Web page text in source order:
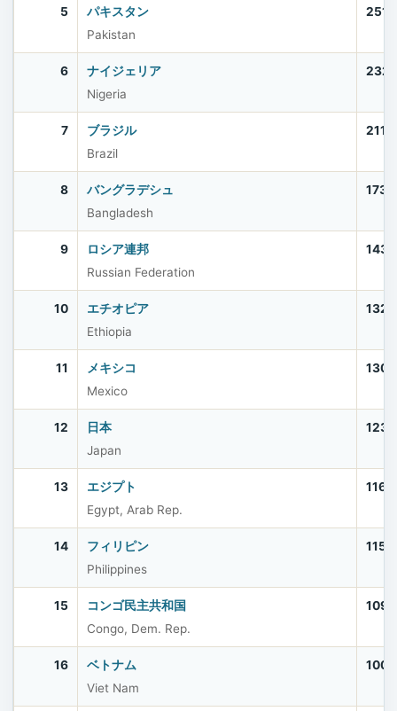
5
パキスタン
Pakistan
6
ナイジェリア
Nigeria
7
ブラジル
Brazil
8
バングラデシュ
Bangladesh
9
ロシア連邦
Russian Federation
10
エチオピア
Ethiopia
11
メキシコ
Mexico
12
日本
Japan
13
エジプト
Egypt, Arab Rep.
14
フィリピン
Philippines
15
コンゴ民主共和国
Congo, Dem. Rep.
16
ベトナム
Viet Nam